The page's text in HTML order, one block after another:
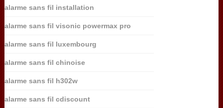
alarme sans fil installation
alarme sans fil visonic powermax pro
alarme sans fil luxembourg
alarme sans fil chinoise
alarme sans fil h302w
alarme sans fil cdiscount